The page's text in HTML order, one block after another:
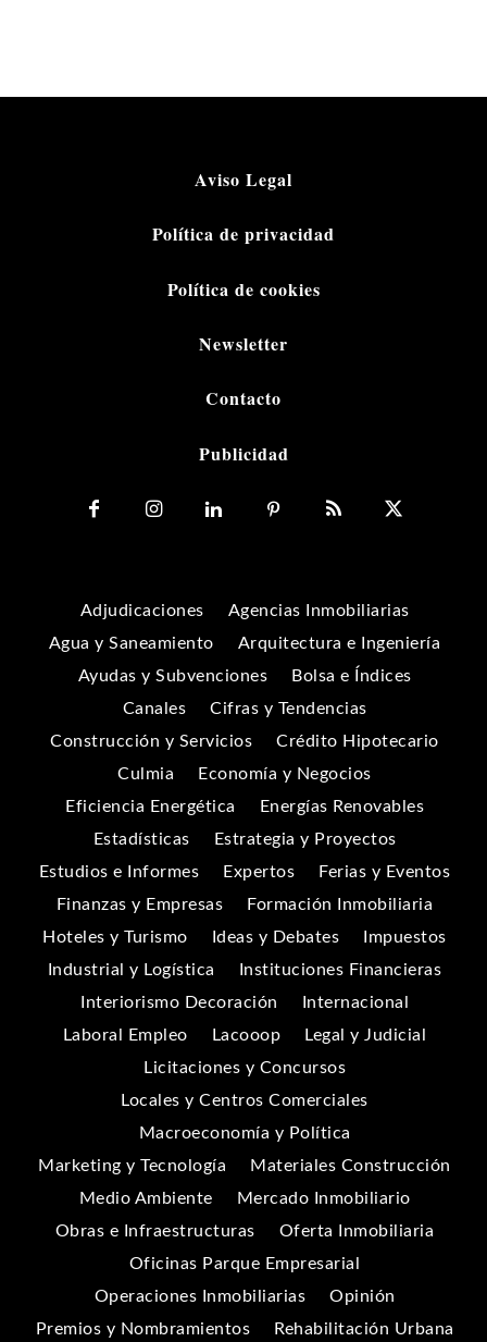
Aviso Legal
Política de privacidad
Política de cookies
Newsletter
Contacto
Publicidad
Adjudicaciones
Agencias Inmobiliarias
Agua y Saneamiento
Arquitectura e Ingeniería
Ayudas y Subvenciones
Bolsa e Índices
Canales
Cifras y Tendencias
Construcción y Servicios
Crédito Hipotecario
Culmia
Economía y Negocios
Eficiencia Energética
Energías Renovables
Estadísticas
Estrategia y Proyectos
Estudios e Informes
Expertos
Ferias y Eventos
Finanzas y Empresas
Formación Inmobiliaria
Hoteles y Turismo
Ideas y Debates
Impuestos
Industrial y Logística
Instituciones Financieras
Interiorismo Decoración
Internacional
Laboral Empleo
Lacooop
Legal y Judicial
Licitaciones y Concursos
Locales y Centros Comerciales
Macroeconomía y Política
Marketing y Tecnología
Materiales Construcción
Medio Ambiente
Mercado Inmobiliario
Obras e Infraestructuras
Oferta Inmobiliaria
Oficinas Parque Empresarial
Operaciones Inmobiliarias
Opinión
Premios y Nombramientos
Rehabilitación Urbana